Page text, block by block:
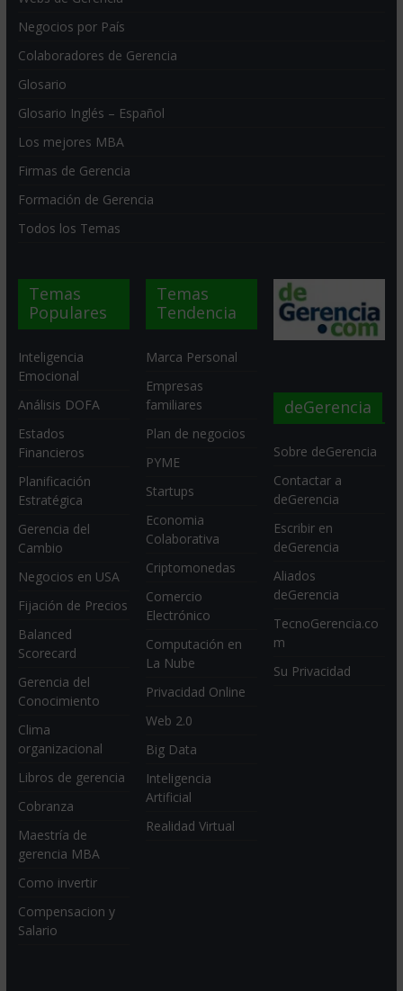
Negocios por País
Colaboradores de Gerencia
Glosario
Glosario Inglés – Español
Los mejores MBA
Firmas de Gerencia
Formación de Gerencia
Todos los Temas
Temas
Populares
Inteligencia
Emocional
Análisis DOFA
Estados
Financieros
Planificación
Estratégica
Gerencia del
Cambio
Negocios en USA
Fijación de Precios
Balanced
Scorecard
Gerencia del
Conocimiento
Clima
organizacional
Libros de gerencia
Cobranza
Maestría de
gerencia MBA
Como invertir
Compensacion y
Salario
Temas
Tendencia
Marca Personal
Empresas
familiares
Plan de negocios
PYME
Startups
Economia
Colaborativa
Criptomonedas
Comercio
Electrónico
Computación en
La Nube
Privacidad Online
Web 2.0
Big Data
Inteligencia
Artificial
Realidad Virtual
deGerencia
Sobre deGerencia
Contactar a
deGerencia
Escribir en
deGerencia
Aliados
deGerencia
TecnoGerencia.co
m
Su Privacidad